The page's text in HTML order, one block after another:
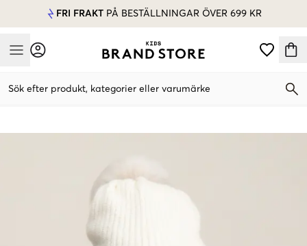
FRI FRAKT PÅ BESTÄLLNINGAR ÖVER 699 KR
Mobile Menu
Sök efter produkt, kategorier eller varumärke